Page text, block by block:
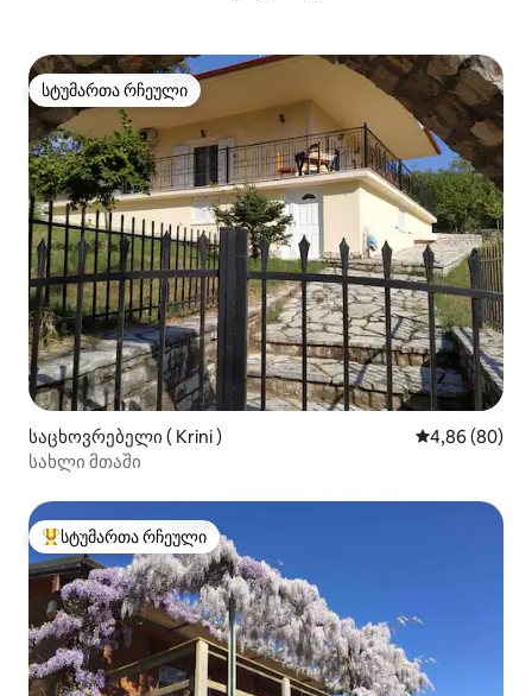
სტუმართა რჩეული
სტუმართა რჩეული
საცხოვრებელი ( Krini ) საშუალო
4,86 (80)
სახლი მთაში
სტუმართა რჩეული მოწინავე ვარიანტი
სტუმართა რჩეული